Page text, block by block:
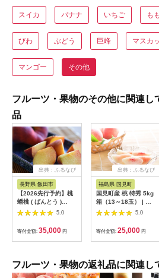
スイカ バナナ いちご もも
びわ ぶどう 巨峰 マスカ
マンゴー その他
フルーツ・果物のその他に関連し
品
出典：ふるなび
長野県 飯田市
【2026先行予約】桃
蟠桃 ( ばんとう )
1.5kg 箱入り | 幻の桃
不老 長寿 美容 希少
高級 もも 甘い 人気上
昇中 楊貴妃 果物 くだ
もの フルーツ 長野県
5.0
寄付金額: 35,000 円
出典：ふるなび
福島県 国見町
国見町産 桃 特秀 5kg
箱（13～18玉） | 果
物 フルーツ 品種 おま
かせ ※2026年8月～
5.0
寄付金額: 25,000 円
フルーツ・果物の返礼品に関連し